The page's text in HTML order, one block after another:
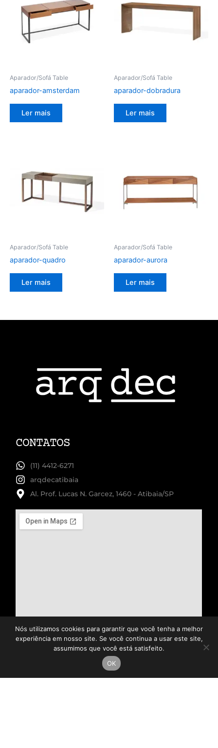
Aparador/Sofá Table
aparador-amsterdam
Ler mais
Aparador/Sofá Table
aparador-dobradura
Ler mais
Aparador/Sofá Table
aparador-quadro
Ler mais
Aparador/Sofá Table
aparador-aurora
Ler mais
CONTATOS
(11) 4412-6271
arqdecatibaia
Al. Prof. Lucas N. Garcez, 1460 - Atibaia/SP
Nós utilizamos cookies para garantir que você tenha a melhor
experiência em nosso site. Se você continua a usar este site,
assumimos que você está satisfeito.
OK